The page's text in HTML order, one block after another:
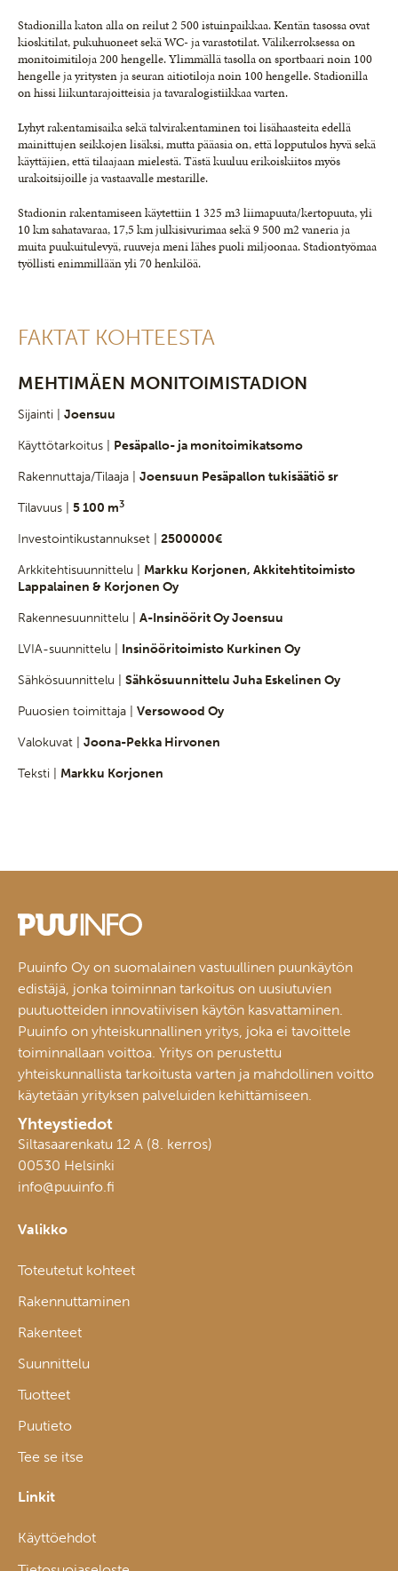
Stadionilla katon alla on reilut 2 500 istuinpaikkaa. Kentän tasossa ovat
kioskitilat, pukuhuoneet sekä WC- ja varastotilat. Välikerroksessa on
monitoimitiloja 200 hengelle. Ylimmällä tasolla on sportbaari noin 100
hengelle ja yritysten ja seuran aitiotiloja noin 100 hengelle. Stadionilla
on hissi liikuntarajoitteisia ja tavaralogistiikkaa varten.
Lyhyt rakentamisaika sekä talvirakentaminen toi lisähaasteita edellä
mainittujen seikkojen lisäksi, mutta pääasia on, että lopputulos hyvä sekä
käyttäjien, että tilaajaan mielestä. Tästä kuuluu erikoiskiitos myös
urakoitsijoille ja vastaavalle mestarille.
Stadionin rakentamiseen käytettiin 1 325 m3 liimapuuta/kertopuuta, yli
10 km sahatavaraa, 17,5 km julkisivurimaa sekä 9 500 m2 vaneria ja
muita puukuitulevyä, ruuveja meni lähes puoli miljoonaa. Stadiontyömaa
työllisti enimmillään yli 70 henkilöä.
FAKTAT KOHTEESTA
MEHTIMÄEN MONITOIMISTADION
Sijainti | Joensuu
Käyttötarkoitus | Pesäpallo- ja monitoimikatsomo
Rakennuttaja/Tilaaja | Joensuun Pesäpallon tukisäätiö sr
Tilavuus | 5 100 m3
Investointikustannukset | 2500000€
Arkkitehtisuunnittelu | Markku Korjonen, Akkitehtitoimisto
Lappalainen & Korjonen Oy
Rakennesuunnittelu | A-Insinöörit Oy Joensuu
LVIA-suunnittelu | Insinööritoimisto Kurkinen Oy
Sähkösuunnittelu | Sähkösuunnittelu Juha Eskelinen Oy
Puuosien toimittaja | Versowood Oy
Valokuvat | Joona-Pekka Hirvonen
Teksti | Markku Korjonen
Puuinfo Oy on suomalainen vastuullinen puunkäytön
edistäjä, jonka toiminnan tarkoitus on uusiutuvien
puutuotteiden innovatiivisen käytön kasvattaminen.
Puuinfo on yhteiskunnallinen yritys, joka ei tavoittele
toiminnallaan voittoa. Yritys on perustettu
yhteiskunnallista tarkoitusta varten ja mahdollinen voitto
käytetään yrityksen palveluiden kehittämiseen.
Yhteystiedot
Siltasaarenkatu 12 A (8. kerros)
00530 Helsinki
info@puuinfo.fi
Valikko
Toteutetut kohteet
Rakennuttaminen
Rakenteet
Suunnittelu
Tuotteet
Puutieto
Tee se itse
Linkit
Käyttöehdot